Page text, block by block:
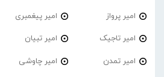
امیر پرواز امیر پیغمبری
امیر تاجیک امیر تبیان
امیر تمدن امیر چاوشی